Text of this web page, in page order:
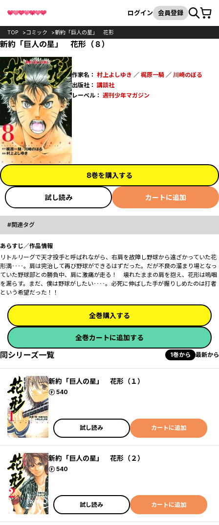
検索
ログイン 会員登録カート
TOP コミック 新約「巨人の星」 花形
新約「巨人の星」 花形（８）
作家名： 村上よしゆき ／ 梶原一騎／ 川崎のぼる
出版社： 講談社
レーベル： 週刊少年マガジン
8巻を購入する
試し読み カートに追加
関連タグ
あらすじ／作品情報
リトルリーグで天才投手と呼ばれながら、右肩を故障し野球から遠ざかっていた花
形満‥‥。肩は完治して再び野球ができるはずだった。だが不良の溜まり場となっ
ていた野球部との勝負中、肩に激痛が走る！ 壊れたままの肩を抱え、花形は嗚咽
を漏らす。まだ、僕は野球がしたい‥‥。必死に伸ばした手が握りしめたのは打者
という希望だった！！
全巻購入する
全巻カートに追加する
同シリーズ一覧 1巻から 最新から
新約「巨人の星」 花形（１）
540
ポイント
試し読み カートに追加
新約「巨人の星」 花形（２）
540
ポイント
試し読み カートに追加